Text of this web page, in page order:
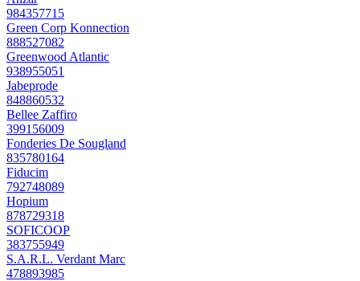
984357715
Green Corp Konnection
888527082
Greenwood Atlantic
938955051
Jabeprode
848860532
Bellee Zaffiro
399156009
Fonderies De Sougland
835780164
Fiducim
792748089
Hopium
878729318
SOFICOOP
383755949
S.A.R.L. Verdant Marc
478893985